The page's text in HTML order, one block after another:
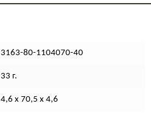
3163-80-1104070-40
33 г.
4,6 х 70,5 х 4,6